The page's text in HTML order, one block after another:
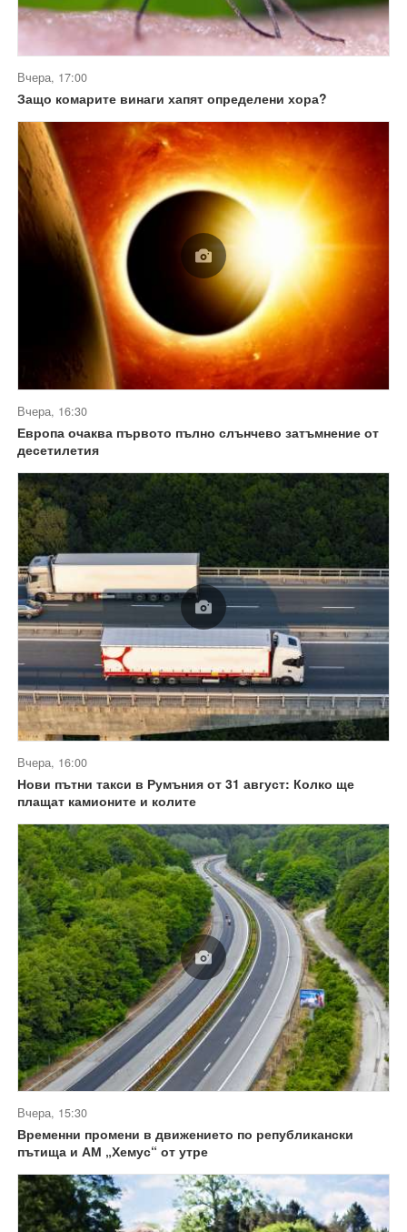
Вчера, 17:00
Защо комарите винаги хапят определени хора?
Вчера, 16:30
Европа очаква първото пълно слънчево затъмнение от
десетилетия
Вчера, 16:00
Нови пътни такси в Румъния от 31 август: Колко ще
плащат камионите и колите
Вчера, 15:30
Временни промени в движението по републикански
пътища и АМ „Хемус“ от утре